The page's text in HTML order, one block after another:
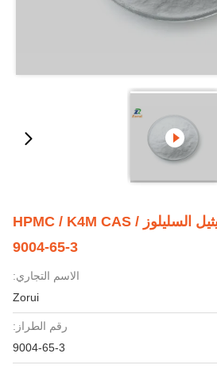
هيدروكسي بروبيل ميثيل السليلوز / HPMC / K4M CAS
9004-65-3
الاسم التجاري:
Zorui
رقم الطراز:
9004-65-3